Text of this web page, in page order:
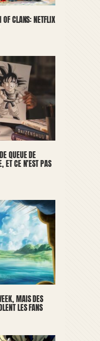
CLANS: NETFLIX
QUEUE DE
ET CE N’EST PAS
MAIS DES
LES FANS